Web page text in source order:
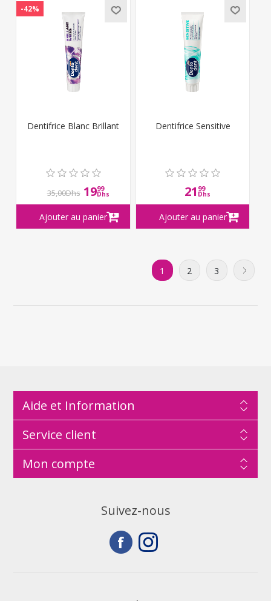
-42%
Dentifrice Blanc Brillant
35,00Dhs 1999
Dhs
Dentifrice Sensitive
21 99
Dhs
1 2 3
Aide et Information
Service client
Mon compte
Suivez-nous